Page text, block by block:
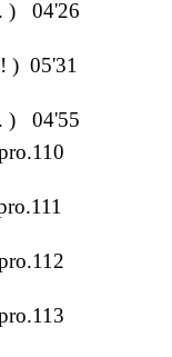
) 04'26
) 05'31
) 04'55